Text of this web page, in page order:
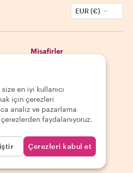
EUR (€)
Misafirler
Uygulamamızı indir
App Store
Google Play Store
en iyi kullanıcı
için çerezleri
analiz ve pazarlama
faydalanıyoruz.
Çerezleri kabul et